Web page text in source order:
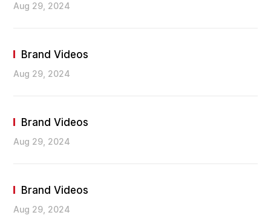
Aug 29, 2024
Brand Videos
Aug 29, 2024
Brand Videos
Aug 29, 2024
Brand Videos
Aug 29, 2024